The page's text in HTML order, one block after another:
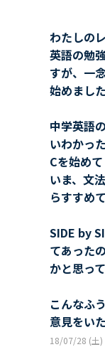
わたしの
英語の勉
すが、一
始めました
中学英語
いわかっ
Cを始めて
いま、文
らすすめ
SIDE by
てあった
かと思っ
こんなふ
意見をい
18/07/28 (土)